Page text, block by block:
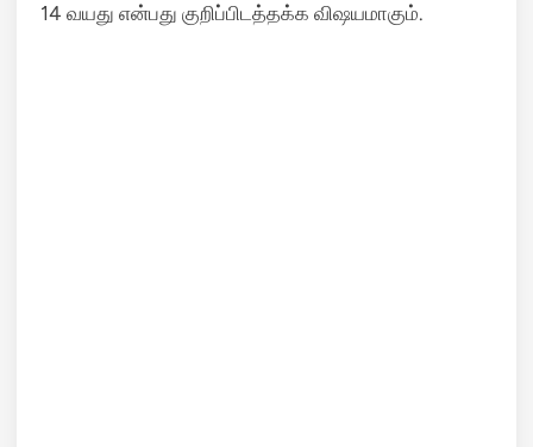
14 வயது என்பது குறிப்பிடத்தக்க விஷயமாகும்.